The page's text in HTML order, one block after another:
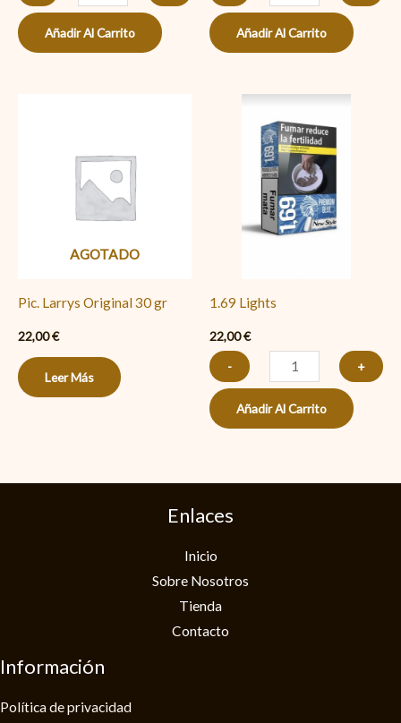
Añadir Al Carrito Añadir Al Carrito
AGOTADO
Pic. Larrys Original 30 gr
22,00€
Leer Más
1.69 Lights
22,00€
-
Lights
cantidad
+
Añadir Al Carrito
Enlaces
Inicio
Sobre Nosotros
Tienda
Contacto
Información
Política de privacidad​